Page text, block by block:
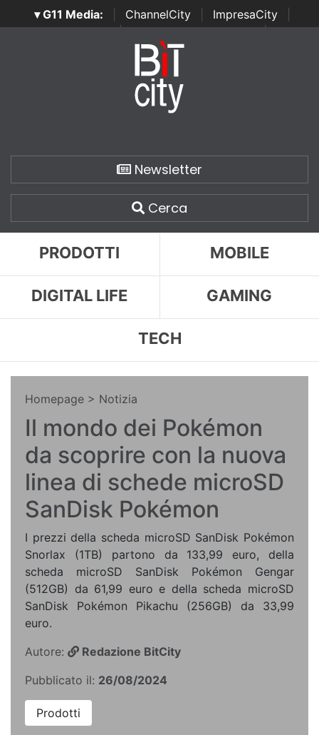
▾ G11 Media: ChannelCity ImpresaCity
SecurityOpenLab | Italian Channel Awards | Italian
Italian Security Awards
Newsletter
Cerca
PRODOTTI MOBILE
DIGITAL LIFE GAMING
TECH
Homepage > Notizia
Il mondo dei Pokémon
da scoprire con la nuova
linea di schede microSD
SanDisk Pokémon
I prezzi della scheda microSD SanDisk Pokémon
Snorlax (1TB) partono da 133,99 euro, della
scheda microSD SanDisk Pokémon Gengar
(512GB) da 61,99 euro e della scheda microSD
SanDisk Pokémon Pikachu (256GB) da 33,99
euro.
Autore:
Redazione BitCity
Pubblicato il: 26/08/2024
Prodotti